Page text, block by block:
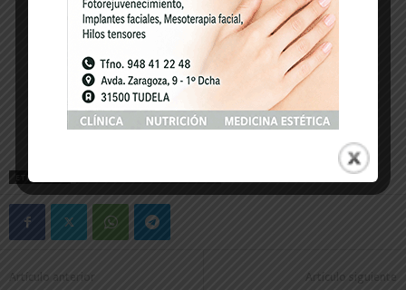
ETIQUETAS
Artículo anterior Artículo siguiente